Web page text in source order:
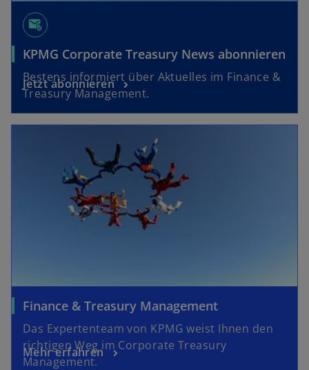
attach_email
KPMG Corporate Treasury News abonnieren
Bestens informiert über Aktuelles im Finance &
Treasury Management.
Jetzt abonnieren
Finance & Treasury Management
Das Expertenteam von KPMG weist Ihnen den
richtigen Weg im Corporate Treasury
Management.
Mehr erfahren